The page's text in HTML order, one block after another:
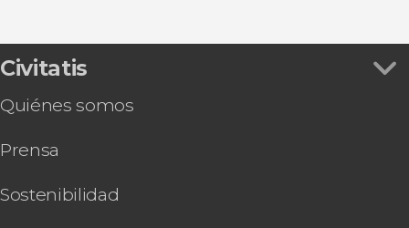
Civitatis
Quiénes somos
Prensa
Sostenibilidad